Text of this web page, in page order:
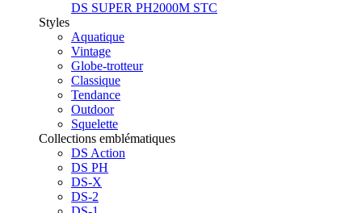
DS SUPER PH2000M STC
Styles
Aquatique
Vintage
Globe-trotteur
Classique
Tendance
Outdoor
Squelette
Collections emblématiques
DS Action
DS PH
DS-X
DS-2